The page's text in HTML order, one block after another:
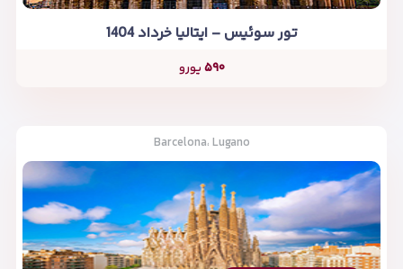
تور سوئیس – ایتالیا خرداد 1404
۵۹۰یورو
Barcelona، Lugano